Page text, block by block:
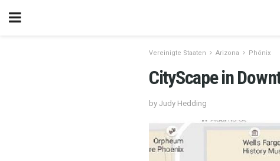
Vereinigte Staaten Arizona Phönix
CityScape in
by Judy Hedding